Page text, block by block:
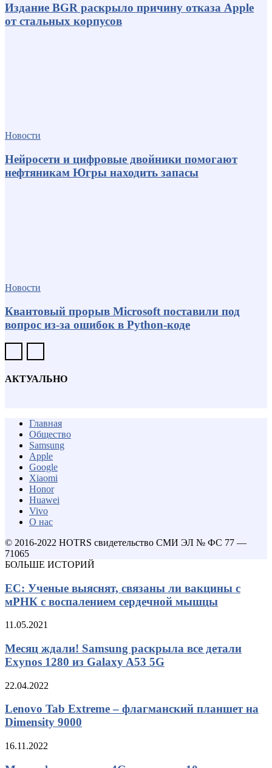
Издание BGR раскрыло причину отказа Apple
от стальных корпусов
Новости
Нейросети и цифровые двойники помогают
нефтяникам Югры находить запасы
Новости
Квантовый прорыв Microsoft поставили под
вопрос из-за ошибок в Python-коде
АКТУАЛЬНО
Главная
Общество
Samsung
Apple
Google
Xiaomi
Honor
Huawei
Vivo
О нас
© 2016-2022 HOTRS свидетельство СМИ ЭЛ № ФС 77 —
71065
БОЛЬШЕ ИСТОРИЙ
ЕС: Ученые выяснят, связаны ли вакцины с
мРНК с воспалением сердечной мышцы
11.05.2021
Месяц ждали! Samsung раскрыла все детали
Exynos 1280 из Galaxy A53 5G
22.04.2022
Lenovo Tab Extreme – флагманский планшет на
Dimensity 9000
16.11.2022